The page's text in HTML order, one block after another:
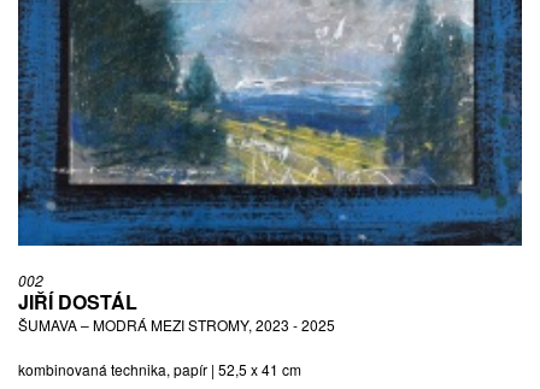
002
JIŘÍ DOSTÁL
ŠUMAVA – MODRÁ MEZI STROMY, 2023 - 2025
kombinovaná technika, papír | 52,5 x 41 cm